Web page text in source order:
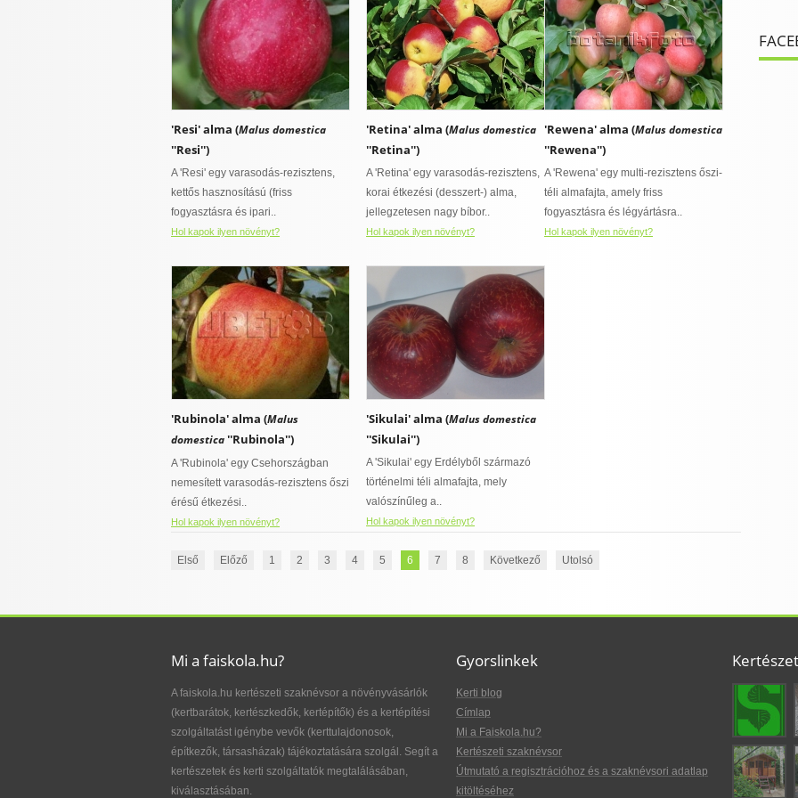
'Resi' alma (Malus domestica
''Resi'')
A 'Resi' egy varasodás-rezisztens,
kettős hasznosítású (friss
fogyasztásra és ipari..
Hol kapok ilyen növényt?
'Retina' alma (Malus domestica
''Retina'')
A 'Retina' egy varasodás-rezisztens,
korai étkezési (desszert-) alma,
jellegzetesen nagy bíbor..
Hol kapok ilyen növényt?
'Rewena' alma (Malus domestica
''Rewena'')
A 'Rewena' egy multi-rezisztens őszi-
téli almafajta, amely friss
fogyasztásra és légyártásra..
Hol kapok ilyen növényt?
'Rubinola' alma (Malus
domestica''Rubinola'')
A 'Rubinola' egy Csehországban
nemesített varasodás-rezisztens őszi
érésű étkezési..
Hol kapok ilyen növényt?
'Sikulai' alma (Malus domestica
''Sikulai'')
A 'Sikulai' egy Erdélyből származó
történelmi téli almafajta, mely
valószínűleg a..
Hol kapok ilyen növényt?
Első Előző 1 2 3 4 5 6 7 8 Következő Utolsó
Mi a faiskola.hu?
A faiskola.hu kertészeti szaknévsor a növényvásárlók
(kertbarátok, kertészkedők, kertépítők) és a kertépítési
szolgáltatást igénybe vevők (kerttulajdonosok,
építkezők, társasházak) tájékoztatására szolgál. Segít a
kertészetek és kerti szolgáltatók megtalálásában,
kiválasztásában.
Gyorslinkek
Kerti blog
Címlap
Mi a Faiskola.hu?
Kertészeti szaknévsor
Útmutató a regisztrációhoz és a szaknévsori adatlap
kitöltéséhez